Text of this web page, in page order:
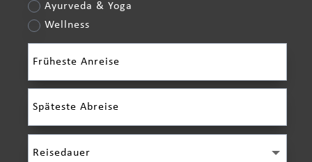
Ayurveda & Yoga
Wellness